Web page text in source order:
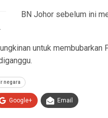
BN Johor sebelum ini
untuk membubarkan
negara
Google+ Email